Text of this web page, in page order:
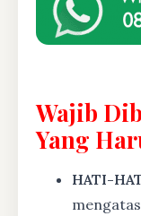
Wajib
Yang
HATI-